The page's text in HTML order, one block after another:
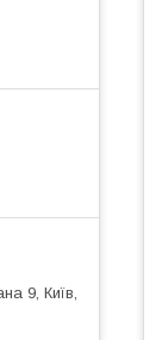
9, Київ,